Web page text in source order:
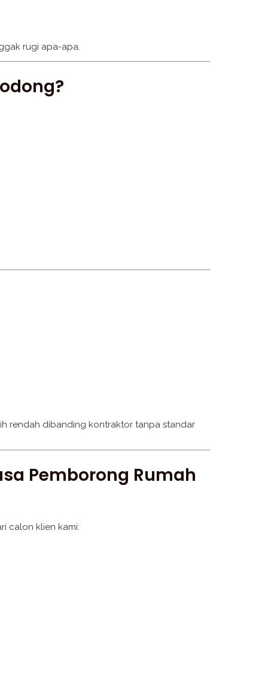
rugi apa-apa.
rendah dibanding kontraktor tanpa standar
Pemborong Rumah
calon klien kami: